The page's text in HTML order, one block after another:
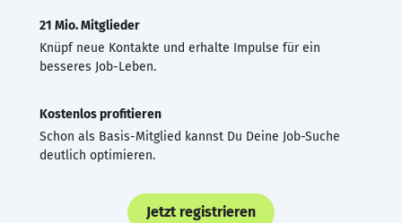
21 Mio. Mitglieder
Knüpf neue Kontakte und erhalte Impulse für ein
besseres Job-Leben.
Kostenlos profitieren
Schon als Basis-Mitglied kannst Du Deine Job-Suche
deutlich optimieren.
Jetzt registrieren